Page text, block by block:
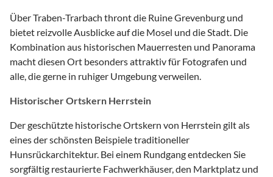
Über Traben-Trarbach thront die Ruine Grevenburg und
bietet reizvolle Ausblicke auf die Mosel und die Stadt. Die
Kombination aus historischen Mauerresten und Panorama
macht diesen Ort besonders attraktiv für Fotografen und
alle, die gerne in ruhiger Umgebung verweilen.
Historischer Ortskern Herrstein
Der geschützte historische Ortskern von Herrstein gilt als
eines der schönsten Beispiele traditioneller
Hunsrückarchitektur. Bei einem Rundgang entdecken Sie
sorgfältig restaurierte Fachwerkhäuser, den Marktplatz und